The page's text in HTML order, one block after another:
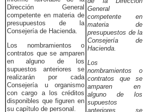
Dirección General
competente en materia de
presupuestos de la
Consejería de Hacienda.
Los nombramientos o
contratos que se amparen
en alguno de los
supuestos anteriores se
realizarán por cada
Consejería u organismo
con cargo a los créditos
disponibles que figuren en
su capítulo de personal.
General
competente en
materia de
presupuestos de la
Consejería de
Hacienda.
Los
nombramientos o
contratos que se
amparen en
alguno de los
supuestos
anteriores se